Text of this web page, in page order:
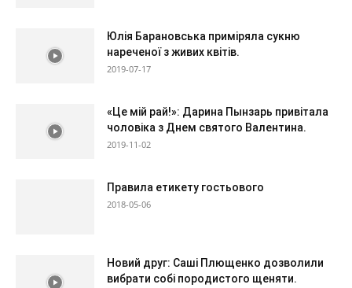
Юлія Барановська приміряла сукню
нареченої з живих квітів.
2019-07-17
«Це мій рай!»: Дарина Пынзарь привітала
чоловіка з Днем святого Валентина.
2019-11-02
Правила етикету гостьового
2018-05-06
Новий друг: Саші Плющенко дозволили
вибрати собі породистого щеняти.